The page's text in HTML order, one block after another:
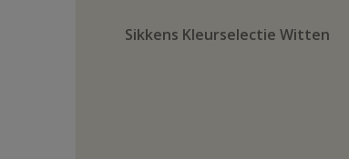
Sikkens Kleurselectie Witten